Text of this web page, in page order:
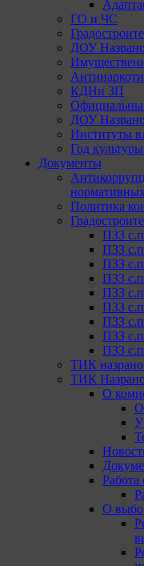
ГО и ЧС
ДОУ
КДНи ЗП
ДОУ
Институты
Год
Документы
Политика
ПЗЗ
ПЗЗ
ПЗЗ
ПЗЗ
ПЗЗ
ПЗЗ
ПЗЗ
ПЗЗ
ПЗЗ
ТИК
ТИК
О
О
О